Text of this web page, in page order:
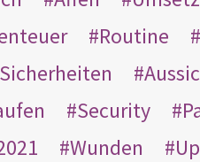
Routine
Sicherheiten
Security
Wunden